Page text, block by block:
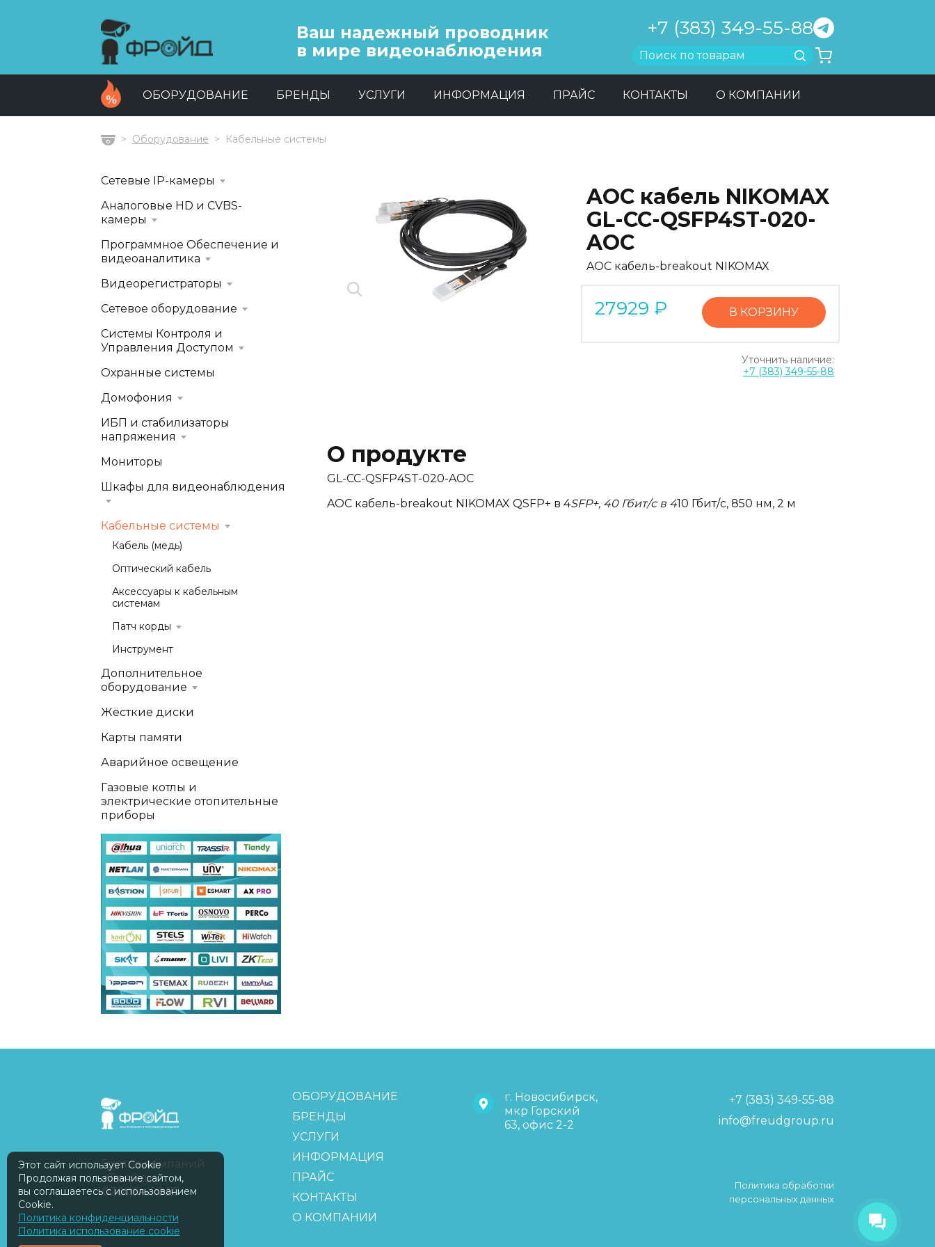
Привет! меня зовут Фройдик! я
Ваш надежный проводник
в мире видеонаблюдения
+7 (383) 349-55-88
Найти
ОБОРУДОВАНИЕ БРЕНДЫ УСЛУГИ ИНФОРМАЦИЯ ПРАЙС КОНТАКТЫ О КОМПАНИИ
ГлавнаяОборудование Кабельные системы
AOC кабель NIKOMAX
GL-CC-QSFP4ST-020-
AOC
AOC кабель-breakout NIKOMAX
27929 ₽ В КОРЗИНУ
Уточнить наличие:
+7 (383) 349-55-88
О продукте
GL-CC-QSFP4ST-020-AOC
AOC кабель-breakout NIKOMAX QSFP+ в 4SFP+, 40 Гбит/с в 410 Гбит/с, 850 нм, 2 м
Сетевые IP-камеры
Аналоговые HD и CVBS-
камеры
Программное Обеспечение и
видеоаналитика
Видеорегистраторы
Сетевое оборудование
Системы Контроля и
Управления Доступом
Охранные системы
Домофония
ИБП и стабилизаторы
напряжения
Мониторы
Шкафы для видеонаблюдения
Кабельные системы
Кабель (медь)
Оптический кабель
Аксессуары к кабельным
системам
Патч корды
Инструмент
Дополнительное
оборудование
Жёсткие диски
Карты памяти
Аварийное освещение
Газовые котлы и
электрические отопительные
приборы
FreudGroup
Группа компаний
«Фройд»
©2009—2026
ISOMORPH
ОБОРУДОВАНИЕ
БРЕНДЫ
УСЛУГИ
ИНФОРМАЦИЯ
ПРАЙС
КОНТАКТЫ
О КОМПАНИИ
г. Новосибирск,
мкр Горский
63, офис 2-2
+7 (383) 349-55-88
info@freudgroup.ru
Политика обработки
персональных данных
Этот сайт использует Cookie
Продолжая пользование сайтом,
вы соглашаетесь с использованием
Cookie.
Политика конфиденциальности
Политика использование cookie